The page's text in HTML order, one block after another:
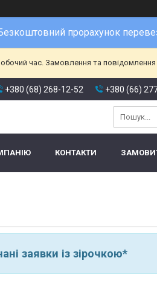
прорахунок
час. Замовлення та
+380 (68) 268-12-52 +380 (66)
КОНТАКТИ
заявки із зірочкою*